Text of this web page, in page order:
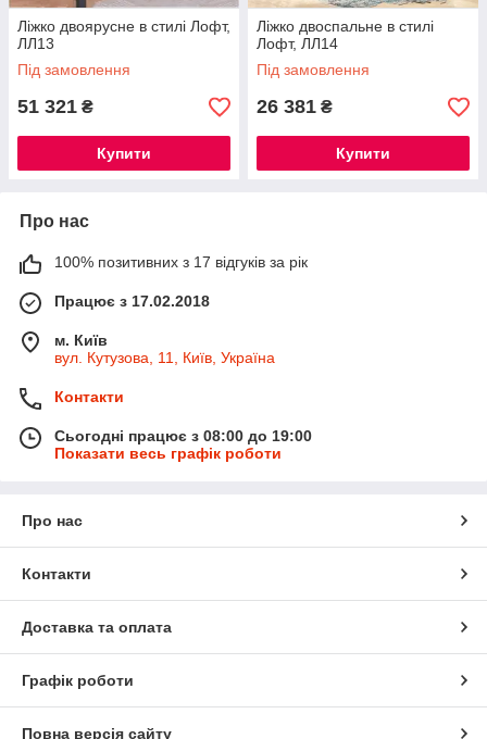
Ліжко двоярусне в стилі Лофт,
ЛЛ13
Під замовлення
51 321 ₴
Купити
Ліжко двоспальне в стилі
Лофт, ЛЛ14
Під замовлення
26 381 ₴
Купити
Про нас
100% позитивних з 17 відгуків за рік
Працює з 17.02.2018
м. Київ
вул. Кутузова, 11, Київ, Україна
Контакти
Сьогодні працює з 08:00 до 19:00
Показати весь графік роботи
Про нас
Контакти
Доставка та оплата
Графік роботи
Повна версія сайту